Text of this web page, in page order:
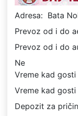
Adresa: Bata
Prevoz od i do
Prevoz od i do
Ne
Vreme kad
Vreme kad
Depozit za